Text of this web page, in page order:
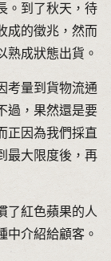
。到了秋天，待
成的徵兆，然而
熟成狀態出貨。
考量到貨物流通
過，果然還是要
正因為我們採直
最大限度後，再
了紅色蘋果的人
中介紹給顧客。